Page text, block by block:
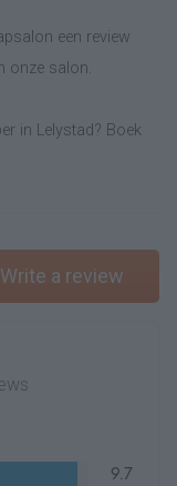
een review
onze salon.
in Lelystad? Boek
Write a review
9.7